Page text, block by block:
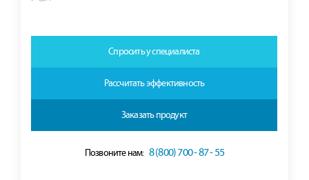
Спросить у специалиста
Рассчитать эффективность
Заказать продукт
Позвоните нам: 8 (800) 700 - 87 - 55